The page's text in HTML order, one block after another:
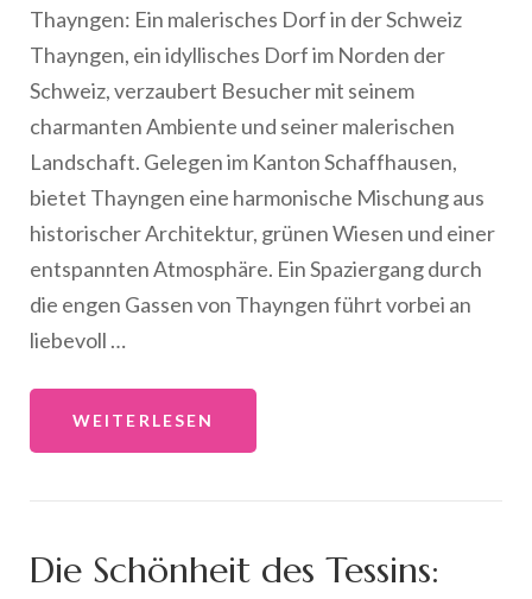
Thayngen: Ein malerisches Dorf in der Schweiz
Thayngen, ein idyllisches Dorf im Norden der
Schweiz, verzaubert Besucher mit seinem
charmanten Ambiente und seiner malerischen
Landschaft. Gelegen im Kanton Schaffhausen,
bietet Thayngen eine harmonische Mischung aus
historischer Architektur, grünen Wiesen und einer
entspannten Atmosphäre. Ein Spaziergang durch
die engen Gassen von Thayngen führt vorbei an
liebevoll …
WEITERLESEN
Die Schönheit des Tessins: